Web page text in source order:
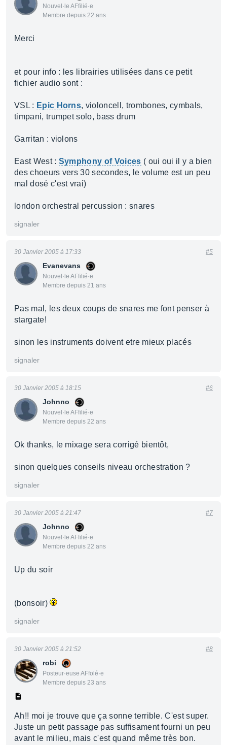
Nouvel·le AFfilié·e
Membre depuis 22 ans
Merci
et pour info : les librairies utilisées dans ce petit
fichier audio sont :
VSL : Epic Horns, violoncell, trombones, cymbals,
timpani, trumpet solo, bass drum
Garritan : violons
East West : Symphony of Voices ( oui oui il y a bien
des choeurs vers 30 secondes, le volume est un peu
mal dosé c'est vrai)
london orchestral percussion : snares
signaler
Evanevans
Nouvel·le AFfilié·e
Membre depuis 21 ans
30 Janvier 2005 à 17:33 #5
Pas mal, les deux coups de snares me font penser à
stargate!
sinon les instruments doivent etre mieux placés
signaler
Johnno
Nouvel·le AFfilié·e
Membre depuis 22 ans
30 Janvier 2005 à 18:15 #6
Ok thanks, le mixage sera corrigé bientôt,
sinon quelques conseils niveau orchestration ?
signaler
Johnno
Nouvel·le AFfilié·e
Membre depuis 22 ans
30 Janvier 2005 à 21:47 #7
Up du soir
(bonsoir)
signaler
robi
Posteur·euse AFfolé·e
Membre depuis 23 ans
30 Janvier 2005 à 21:52 #8
Ah!! moi je trouve que ça sonne terrible. C'est super.
Juste un petit passage pas suffisament fourni un peu
avant le milieu, mais c'est quand même très bon.